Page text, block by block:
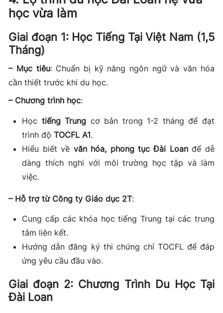
học vừa làm
Giai đoạn 1: Học Tiếng Tại Việt Nam (1,5
Tháng)
– Mục tiêu: Chuẩn bị kỹ năng ngôn ngữ và văn hóa
cần thiết trước khi du học.
– Chương trình học:
Học tiếng Trung cơ bản trong 1-2 tháng để đạt
trình độTOCFL A1.
Hiểu biết về văn hóa, phong tục Đài Loanđể dễ
dàng thích nghi với môi trường học tập và làm
việc.
– Hỗ trợ từ Công ty Giáo dục 2T:
Cung cấp các khóa học tiếng Trung tại các trung
tâm liên kết.
Hướng dẫn đăng ký thi chứng chỉ TOCFL để đáp
ứng yêu cầu đầu vào.
Giai đoạn 2: Chương Trình Du Học Tại
Đài Loan